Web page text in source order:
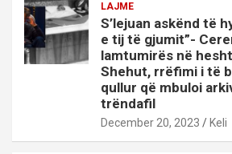
LAJME
S’lejuan askënd të
e tij të gjumit”-
lamtumirës në
Shehut, rrëfimi i të
qullur që mbuloi
trëndafil
December 20, 2023 Keli